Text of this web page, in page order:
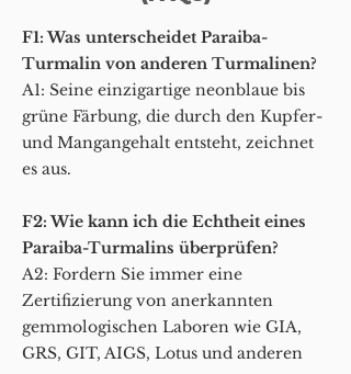
F1: Was unterscheidet Paraiba-
Turmalin von anderen Turmalinen?
A1: Seine einzigartige neonblaue bis
grüne Färbung, die durch den Kupfer-
und Mangangehalt entsteht, zeichnet
es aus.
F2: Wie kann ich die Echtheit eines
Paraiba-Turmalins überprüfen?
A2: Fordern Sie immer eine
Zertifizierung von anerkannten
gemmologischen Laboren wie GIA,
GRS, GIT, AIGS, Lotus und anderen